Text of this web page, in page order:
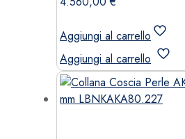
Aggiungi al carrello
Aggiungi al carrello